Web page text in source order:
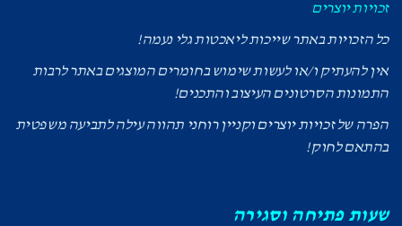
זכויות יוצרים
כל הזכויות באתר שייכות ליאכטות גלי נעמה!
אין להעתיק ו/או לעשות שימוש בחומרים המוצגים באתר לרבות
התמונות הסרטונים העיצוב והתכנים!
הפרה של זכויות יוצרים וקניין רוחני תהווה עילה לתביעה משפטית
בהתאם לחוק!
שעות פתיחה וסגירה